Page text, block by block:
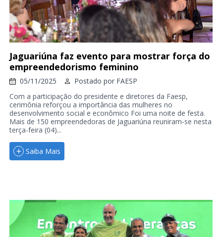
Jaguariúna faz evento para mostrar força do
empreendedorismo feminino
05/11/2025 Postado por FAESP
Com a participação do presidente e diretores da Faesp,
cerimônia reforçou a importância das mulheres no
desenvolvimento social e econômico Foi uma noite de festa.
Mais de 150 empreendedoras de Jaguariúna reuniram-se nesta
terça-feira (04)...
Saiba Mais